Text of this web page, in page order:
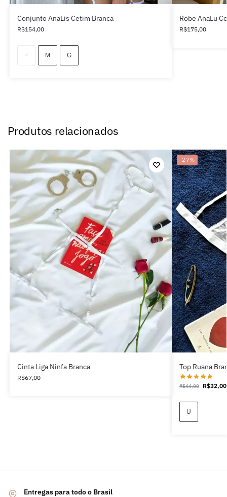
Conjunto AnaLis Cetim Branca
R$154,00
M G
Robe AnaLu
R$175,00
Produtos relacionados
Cinta Liga Ninfa Branca
R$67,00
-27%
Top Ruana
R$44,00 R$32,00
U
Entregas para todo o Brasil